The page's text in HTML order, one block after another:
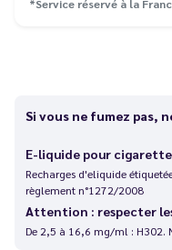
*Service réservé à la
Si vous ne fumez pas,
E-liquide pour
Recharges d'eliquide
règlement n°1272/2008
Attention : respecter
De 2,5 à 16,6 mg/ml : H302.